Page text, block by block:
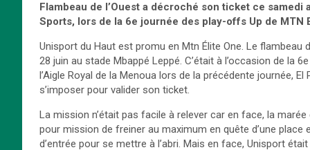
Flambeau de l’Ouest a décroché son ticket ce
Sports, lors de la 6e journée des play-offs Up de MTN
Unisport du Haut est promu en Mtn Élite One. Le flambeau
28 juin au stade Mbappé Leppé. C’était à l’occasion de la
l’Aigle Royal de la Menoua lors de la précédente journée,
s’imposer pour valider son ticket.
La mission n’était pas facile à relever car en face, la
pour mission de freiner au maximum en quête d’une place
d’entrée pour se mettre à l’abri. Mais en face, Unisport